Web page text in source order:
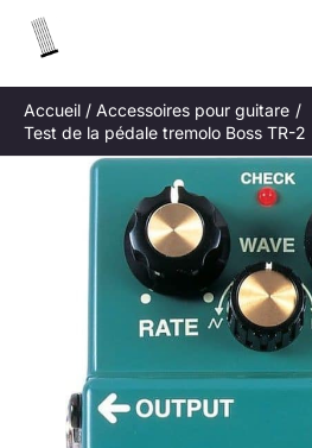
Accueil
Accessoires pour guitare
Test de la pédale tremolo Boss TR-2
h